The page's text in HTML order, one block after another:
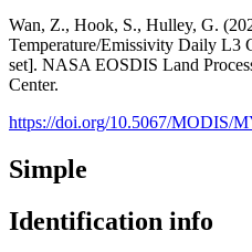
Wan, Z., Hook, S., Hulley, G.
Temperature/Emissivity Daily L3
set]. NASA EOSDIS Land
Center.
https://doi.org/10.5067/MODIS/
Simple
Identification info